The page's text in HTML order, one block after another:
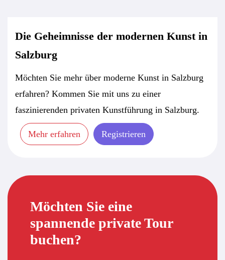
Die Geheimnisse der modernen Kunst in
Salzburg
Möchten Sie mehr über moderne Kunst in Salzburg
erfahren? Kommen Sie mit uns zu einer
faszinierenden privaten Kunstführung in Salzburg.
Mehr erfahren Registrieren
Möchten Sie eine
spannende private Tour
buchen?